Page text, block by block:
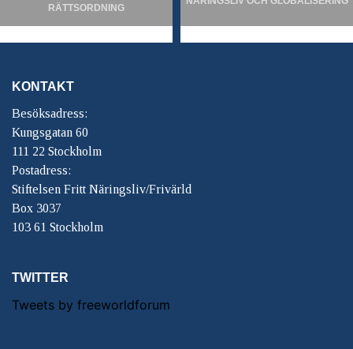
RÄTTSORDNING
KONTAKT
Besöksadress:
Kungsgatan 60
111 22 Stockholm
Postadress:
Stiftelsen Fritt Näringsliv/Frivärld
Box 3037
103 61 Stockholm
TWITTER
Tweets by freeworldforum